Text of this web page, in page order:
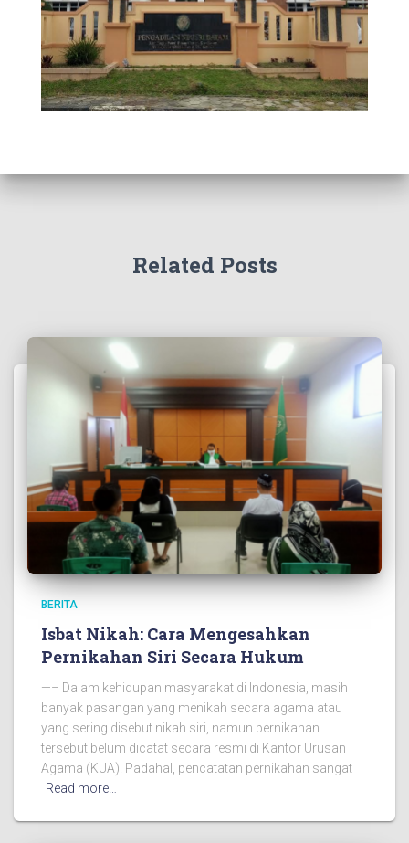
Related Posts
BERITA
Isbat Nikah: Cara Mengesahkan
Pernikahan Siri Secara Hukum
—– Dalam kehidupan masyarakat di Indonesia, masih
banyak pasangan yang menikah secara agama atau
yang sering disebut nikah siri, namun pernikahan
tersebut belum dicatat secara resmi di Kantor Urusan
Agama (KUA). Padahal, pencatatan pernikahan sangat
Read more…